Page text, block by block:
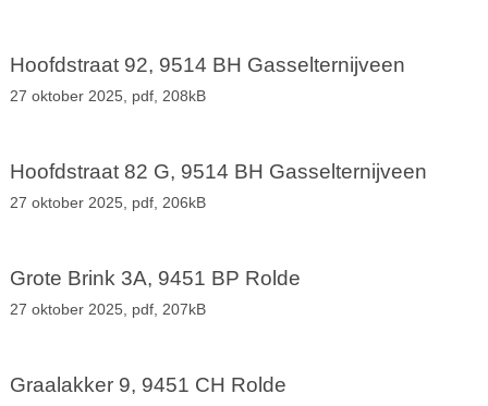
Hoofdstraat 92, 9514 BH Gasselternijveen
27 oktober 2025, pdf, 208kB
Hoofdstraat 82 G, 9514 BH Gasselternijveen
27 oktober 2025, pdf, 206kB
Grote Brink 3A, 9451 BP Rolde
27 oktober 2025, pdf, 207kB
Graalakker 9, 9451 CH Rolde